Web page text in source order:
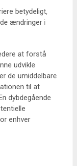
betydeligt,
ændringer i
at forstå
udvikle
de umiddelbare
til at
dybdegående
enhver